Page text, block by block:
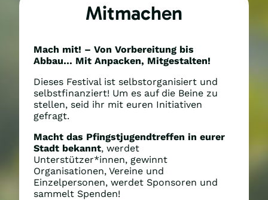
Mitmachen
Mach mit! – Von Vorbereitung bis
Abbau… Mit Anpacken, Mitgestalten!
Dieses Festival ist selbstorganisiert und
selbstfinanziert! Um es auf die Beine zu
stellen, seid ihr mit euren Initiativen
gefragt.
Macht das Pfingstjugendtreffen in eurer
Stadt bekannt, werdet
Unterstützer*innen, gewinnt
Organisationen, Vereine und
Einzelpersonen, werdet Sponsoren und
sammelt Spenden!